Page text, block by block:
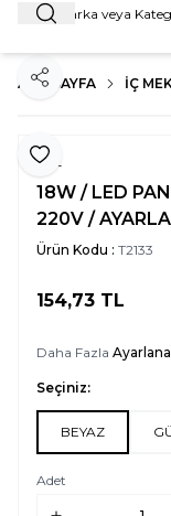
Ara
ANA SAYFA İÇ
Favoriye Ekle
Paylaş
YCL
18W / LED
220V /
Ürün Kodu : T2133
154,73 TL
Daha Fazla
Seçiniz:
BEYAZ
Adet